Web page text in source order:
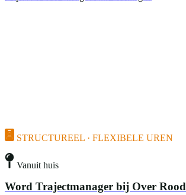
STRUCTUREEL · FLEXIBELE UREN
Vanuit huis
Word Trajectmanager bij Over Rood